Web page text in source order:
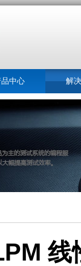
品中心 解
线